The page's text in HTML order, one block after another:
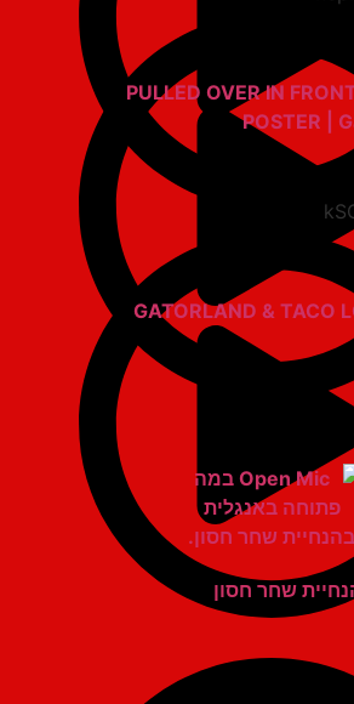
PULLED OVER IN
GATORLAND &